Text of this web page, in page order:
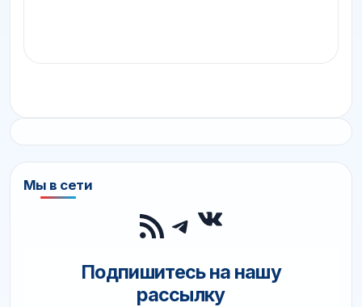
Мы в сети
RSS-лента
Telegram
ВКонтакте
Подпишитесь на нашу
рассылку